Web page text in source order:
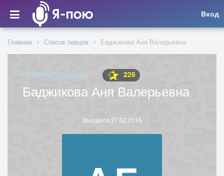
Вход
Главная Список певцов Баджикова Аня Валерьевна
ИСПОЛНИТЕЛЬНИЦА 226
Баджикова Аня Валерьевна
Заходила 27.02.2016